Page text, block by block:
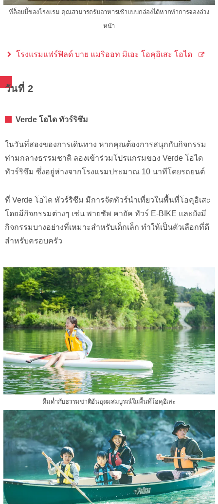
ที่ล็อบบี้ของโรงแรม คุณสามารถรับอาหารเช้าแบบกล่องได้หากทำการจองล่วง
หน้า
โรงแรมแฟร์ฟิลด์ บาย แมริออท มิเอะ โอคุอิเสะ โอได
วันที่ 2
Verde โอได ทัวร์ริซึม
ในวันที่สองของการเดินทาง หากคุณต้องการสนุกกับกิจกรรม
ท่ามกลางธรรมชาติ ลองเข้าร่วมโปรแกรมของ Verde โอได
ทัวร์ริซึม ซึ่งอยู่ห่างจากโรงแรมประมาณ 10 นาทีโดยรถยนต์
ที่ Verde โอได ทัวร์ริซึม มีการจัดทัวร์นำเที่ยวในพื้นที่โอคุอิเสะ
โดยมีกิจกรรมต่างๆ เช่น พายซัพ คายัค ทัวร์ E-BIKE และยังมี
กิจกรรมบางอย่างที่เหมาะสำหรับเด็กเล็ก ทำให้เป็นตัวเลือกที่ดี
สำหรับครอบครัว
ดื่มด่ำกับธรรมชาติอันอุดมสมบูรณ์ในพื้นที่โอคุอิเสะ